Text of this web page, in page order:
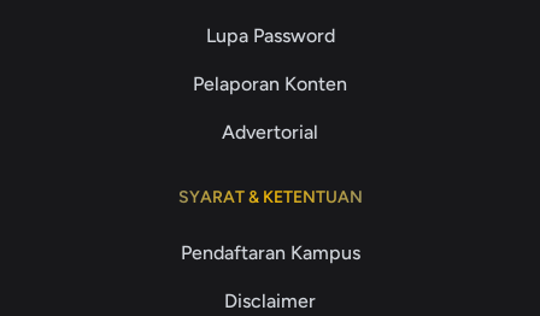
Lupa Password
Pelaporan Konten
Advertorial
SYARAT & KETENTUAN
Pendaftaran Kampus
Disclaimer